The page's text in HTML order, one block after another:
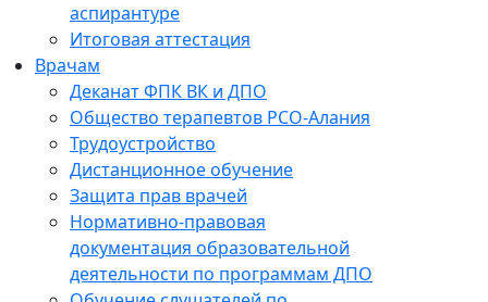
аспирантуре
Итоговая аттестация
Врачам
Деканат ФПК ВК и ДПО
Общество терапевтов РСО-Алания
Трудоустройство
Дистанционное обучение
Защита прав врачей
Нормативно-правовая
документация образовательной
деятельности по программам ДПО